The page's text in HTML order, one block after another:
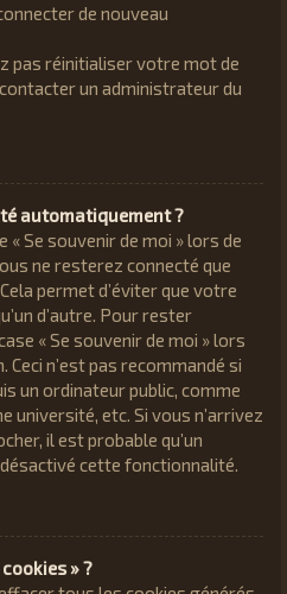
de nouveau
pas réinitialiser votre mot de
un administrateur du
automatiquement ?
« Se souvenir de moi » lors de
ne resterez connecté que
permet d’éviter que votre
d’autre. Pour rester
« Se souvenir de moi » lors
n’est pas recommandé si
un ordinateur public, comme
université, etc. Si vous n’arrivez
il est probable qu’un
cette fonctionnalité.
» ?